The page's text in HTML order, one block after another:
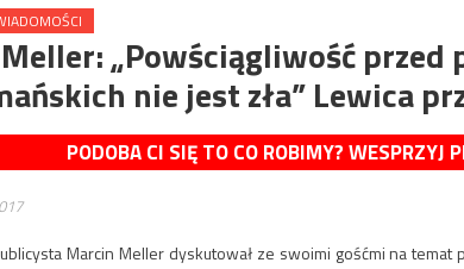
„Powściągliwość
nie jest zła” Lewica
PODOBA CI SIĘ TO CO ROBIMY? WESPRZYJ
Marcin Meller dyskutował ze swoimi gośćmi na